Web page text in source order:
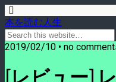
本を読む人生
2019/02/10 • no
[レビュー]